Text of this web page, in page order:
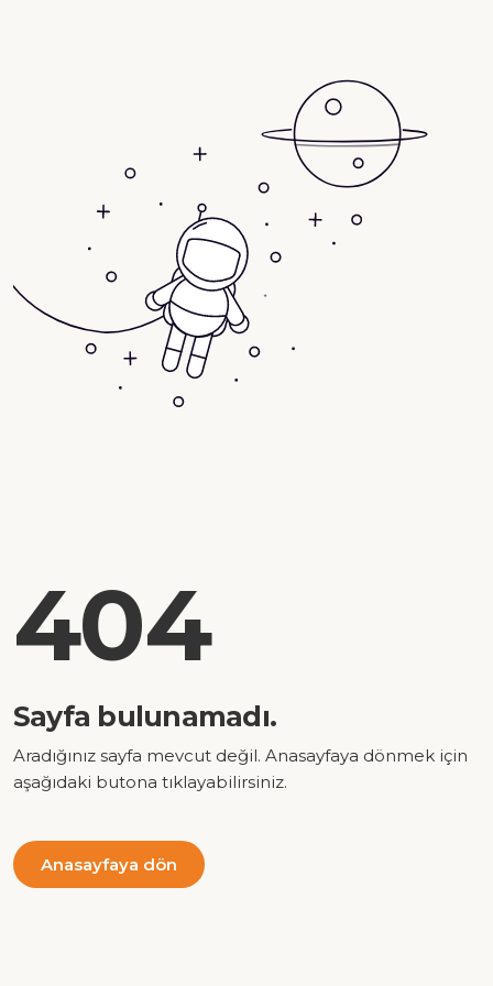
404
Sayfa bulunamadı.
Aradığınız sayfa mevcut değil. Anasayfaya dönmek için
aşağıdaki butona tıklayabilirsiniz.
Anasayfaya dön